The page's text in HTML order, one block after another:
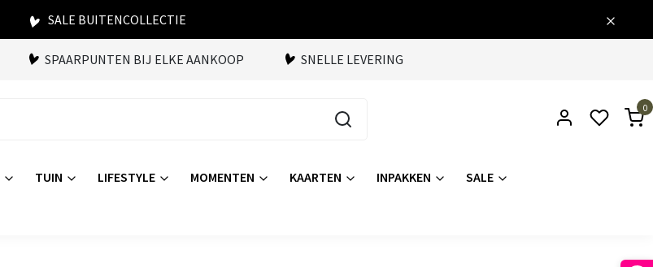
SALE BUITENCOLLECTIE
SPAARPUNTEN BIJ ELKE AANKOOP SNELLE LEVERING
0
TUIN LIFESTYLE MOMENTEN KAARTEN INPAKKEN SALE